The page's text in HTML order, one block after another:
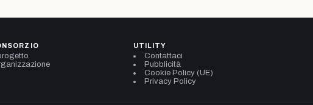
UTILITY
Contattaci
Pubblicità
Cookie Policy (UE)
Privacy Policy